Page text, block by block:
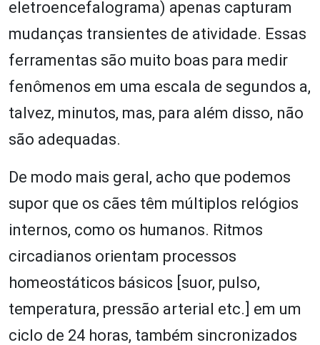
eletroencefalograma) apenas capturam
mudanças transientes de atividade. Essas
ferramentas são muito boas para medir
fenômenos em uma escala de segundos a,
talvez, minutos, mas, para além disso, não
são adequadas.
De modo mais geral, acho que podemos
supor que os cães têm múltiplos relógios
internos, como os humanos. Ritmos
circadianos orientam processos
homeostáticos básicos [suor, pulso,
temperatura, pressão arterial etc.] em um
ciclo de 24 horas, também sincronizados